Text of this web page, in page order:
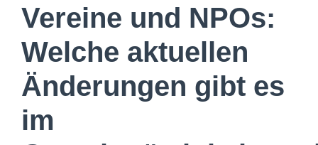
Vereine und NPOs:
Welche aktuellen
Änderungen gibt es
im